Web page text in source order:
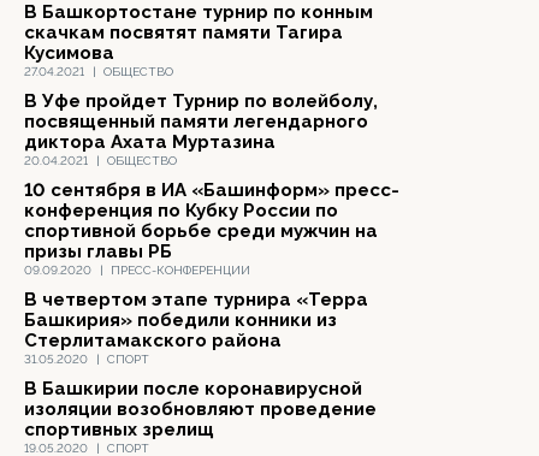
27.04.2021 | ОБЩЕСТВО
В Башкортостане турнир по конным
скачкам посвятят памяти Тагира
Кусимова
20.04.2021 | ОБЩЕСТВО
В Уфе пройдет Турнир по волейболу,
посвященный памяти легендарного
диктора Ахата Муртазина
09.09.2020 | ПРЕСС-КОНФЕРЕНЦИИ
10 сентября в ИА «Башинформ» пресс-
конференция по Кубку России по
спортивной борьбе среди мужчин на
призы главы РБ
31.05.2020 | СПОРТ
В четвертом этапе турнира «Терра
Башкирия» победили конники из
Стерлитамакского района
19.05.2020 | СПОРТ
В Башкирии после коронавирусной
изоляции возобновляют проведение
спортивных зрелищ